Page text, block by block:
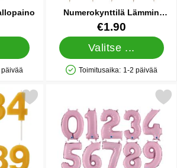
päivää
Numerokynttilä Lämmin
Harmaa 5
Tuote.nro 87559
€1.90
Valitse ...
Saatavuus: Varastossa
Toimitusaika: 1-2 päivää
Mehiläisvaha 5 suosikiksi
Merkitse mini Numeroilmapallo